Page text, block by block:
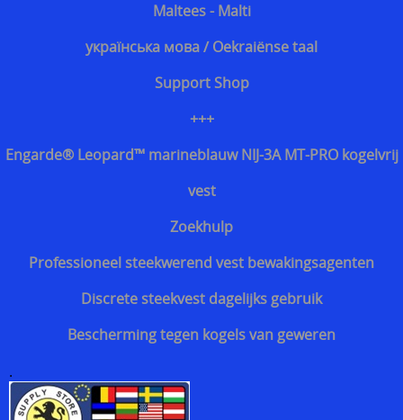
Maltees - Malti
українська мова / Oekraiënse taal
Support Shop
+++
Engarde® Leopard™ marineblauw NIJ-3A MT-PRO kogelvrij
vest
Zoekhulp
Professioneel steekwerend vest bewakingsagenten
Discrete steekvest dagelijks gebruik
Bescherming tegen kogels van geweren
.